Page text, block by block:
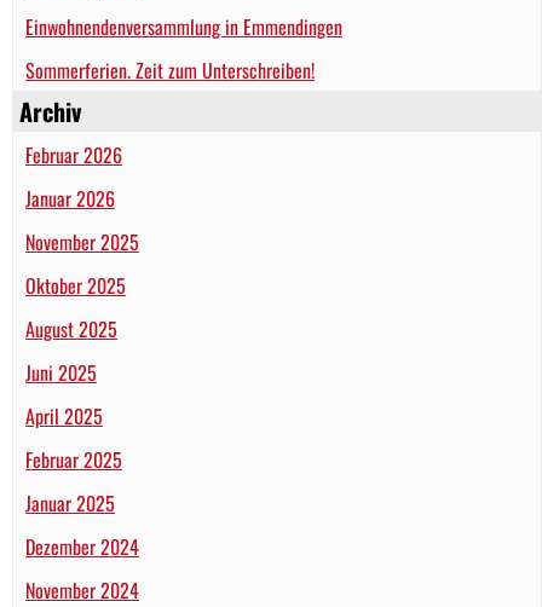
Einwohnendenversammlung in Emmendingen
Sommerferien. Zeit zum Unterschreiben!
Archiv
Februar 2026
Januar 2026
November 2025
Oktober 2025
August 2025
Juni 2025
April 2025
Februar 2025
Januar 2025
Dezember 2024
November 2024